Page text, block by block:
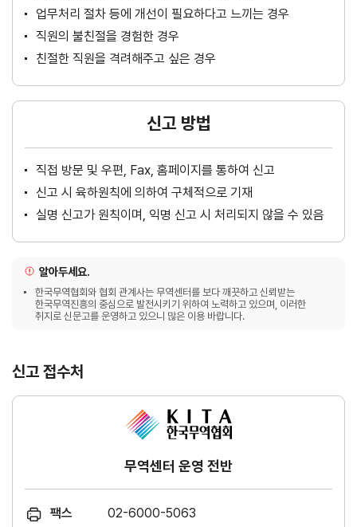
업무처리 절차 등에 개선이 필요하다고 느끼는 경우
직원의 불친절을 경험한 경우
친절한 직원을 격려해주고 싶은 경우
신고 방법
직접 방문 및 우편, Fax, 홈페이지를 통하여 신고
신고 시 육하원칙에 의하여 구체적으로 기재
실명 신고가 원칙이며, 익명 신고 시 처리되지 않을 수 있음
알아두세요.
한국무역협회와 협회 관계사는 무역센터를 보다 깨끗하고 신뢰받는
한국무역진흥의 중심으로 발전시키기 위하여 노력하고 있으며, 이러한
취지로 신문고를 운영하고 있으니 많은 이용 바랍니다.
신고 접수처
무역센터 운영 전반
팩스
02-6000-5063